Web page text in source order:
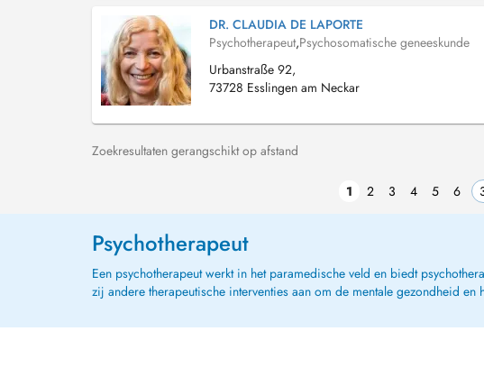
DR. CLAUDIA DE LAPORTE
Psychotherapeut,Psychosomatische geneeskunde
Urbanstraße 92,
73728 Esslingen am Neckar
Zoekresultaten gerangschikt op afstand
1 2 3 4 5 6
Psychotherapeut
Een psychotherapeut werkt in het paramedische veld en biedt
zij andere therapeutische interventies aan om de mentale gezondheid en